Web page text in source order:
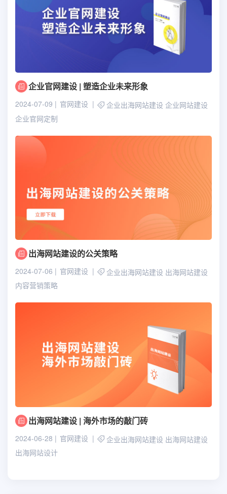
企业官网建设 | 塑造企业未来形象
2024-07-09 官网建设 企业出海网站建设 企业网站建设
企业官网定制
出海网站建设的公关策略
2024-07-06 官网建设 企业出海网站建设 出海网站建设
内容营销策略
出海网站建设 | 海外市场的敲门砖
2024-06-28 官网建设 企业出海网站建设 出海网站建设
出海网站设计